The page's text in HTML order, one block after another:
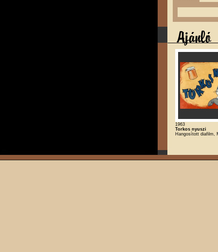
1963
Torkos nyuszi
Hangosított diafilm,